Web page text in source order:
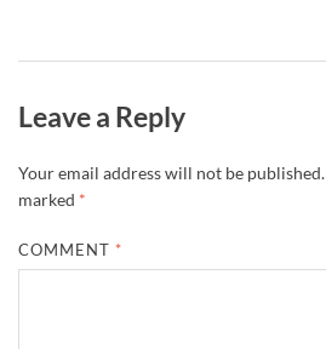
Leave a Reply
Your email address will not be published.
marked *
COMMENT *